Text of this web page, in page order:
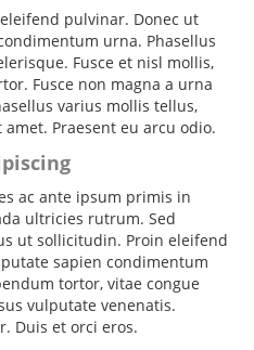
pulvinar. Donec ut
urna. Phasellus
Fusce et nisl mollis,
Fusce non magna a urna
varius mollis tellus,
Praesent eu arcu odio.
ac ante ipsum primis in
ultricies rutrum. Sed
ut sollicitudin. Proin eleifend
sapien condimentum
tortor, vitae congue
vulputate venenatis.
Duis et orci eros.